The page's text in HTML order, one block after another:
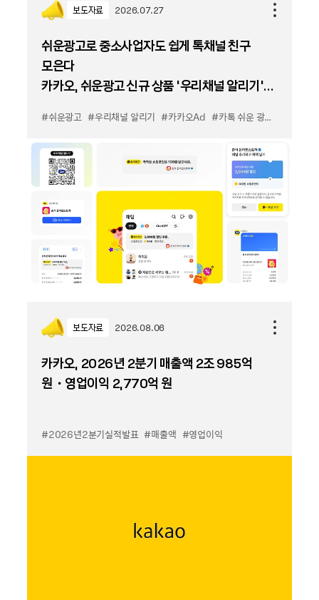
보도자료 2026.07.27
쉬운광고로 중소사업자도 쉽게 톡채널 친구
모은다
카카오, 쉬운광고 신규 상품 '우리채널 알리기'
#쉬운광고 #우리채널 알리기 #카카오Ad #카톡 쉬운 광고
보도자료 2026.08.06
카카오, 2026년 2분기 매출액 2조 985억
원・영업이익 2,770억 원
#2026년2분기실적발표 #매출액 #영업이익